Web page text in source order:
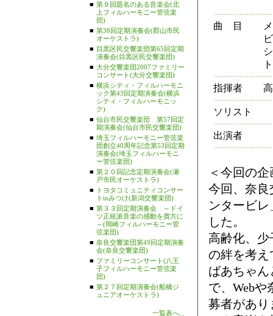
■ 第９回題名のある音楽会(北
上フィルハーモニー管弦楽
団)
■ 第38回定期演奏会(郡山市民
オーケストラ)
■ 目黒区民交響楽団第65回定期
演奏会(目黒区民交響楽団)
■ 大分交響楽団2007ファミリー
コンサート(大分交響楽団)
■ 横浜シティ・フィルハーモニ
ック第43回定期演奏会(横浜
シティ・フィルハーモニッ
ク)
■ 仙台市民交響楽団 第57回定
期演奏会(仙台市民交響楽団)
■ 埼玉フィルハーモニー管弦楽
団創立40周年記念第53回定期
演奏会(埼玉フィルハーモニ
ー管弦楽団)
■ 第２０回記念定期演奏会(瀬
戸市民オーケストラ)
■
トヨタコミュニティコンサー
トinみつけ(新潟交響楽団)
■ 第３３回定期演奏会 ～ドイ
ツ正統派音楽の感動を貴方に
～(岡崎フィルハーモニー管
弦楽団)
■ 奈良交響楽団第49回定期演奏
会(奈良交響楽団)
■ ファミリーコンサート(八王
子フィルハーモニー管弦楽
団)
■ 第２７回定期演奏会(船橋ジ
ュニアオーケストラ)
一覧表へ...
曲 目
指揮者
ソリスト
出演者
＜今回の企
今回、奈良
ンタービ
した。
高齢化、
の絆を考え
ばあちゃ
で、Web
募者があり